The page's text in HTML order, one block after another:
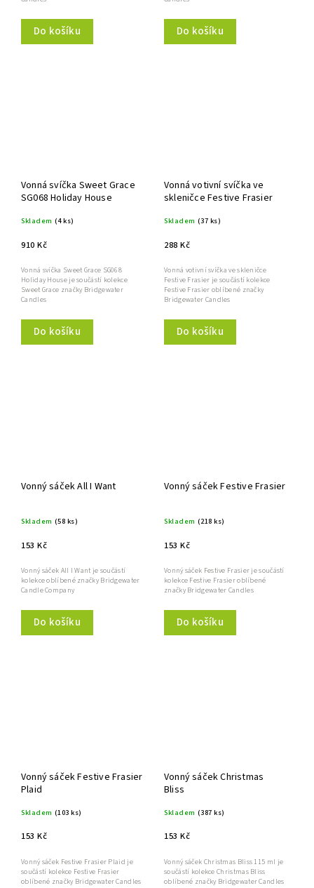
Do košíku Do košíku
Vonná svíčka Sweet Grace
SG068 Holiday House
Skladem (4 ks)
910 Kč
Do košíku
Vonná svíčka Sweet Grace SG068
Holiday House je součástí kolekce
Sweet Grace značky Bridgewater
Candles
Vonná votivní svíčka ve
skleničce Festive Frasier
Skladem (37 ks)
288 Kč
Do košíku
Vonná votivní svíčka ve skleničce
Festive Frasier je součástí kolekce
Festive Frasier oblíbené značky
Bridgewater Candles
Vonný sáček All I Want
Skladem (58 ks)
153 Kč
Do košíku
Vonný sáček All I Want je součástí
kolekce oblíbené značky Bridgewater
Candle Company
Vonný sáček Festive Frasier
Skladem (218 ks)
153 Kč
Do košíku
Vonný sáček Festive Frasier je součástí
kolekce Festive Frasier oblíbené
značky Bridgewater Candles
Vonný sáček Festive Frasier
Plaid
Skladem (103 ks)
153 Kč
Vonný sáček Festive Frasier Plaid je
součástí kolekce Festive Frasier
oblíbené značky Bridgewater Candles
Vonný sáček Christmas
Bliss
Skladem (387 ks)
153 Kč
Vonný sáček Christmas Bliss 115 ml je
součástí kolekce Christmas Bliss
oblíbené značky Bridgewater Candles